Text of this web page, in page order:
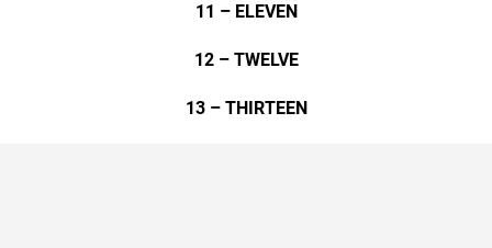
11 – ELEVEN
12 – TWELVE
13 – THIRTEEN